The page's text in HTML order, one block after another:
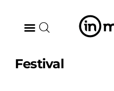
BODEGAS
Festival